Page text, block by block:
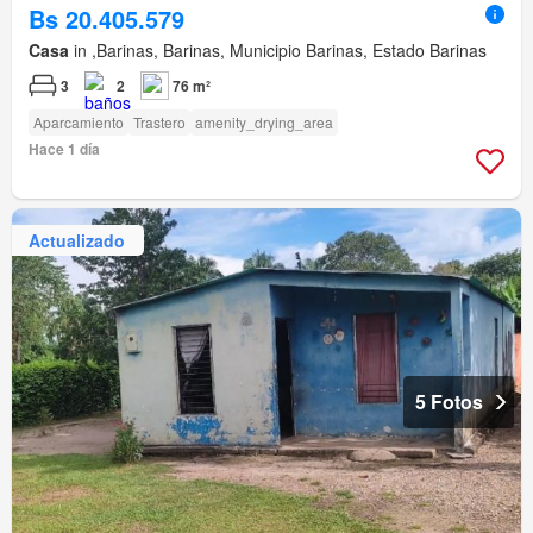
Bs 20.405.579
Casa in ,Barinas, Barinas, Municipio Barinas, Estado Barinas
3 2 76 m²
Aparcamiento Trastero amenity_drying_area
Hace 1 día
Actualizado
5 Fotos